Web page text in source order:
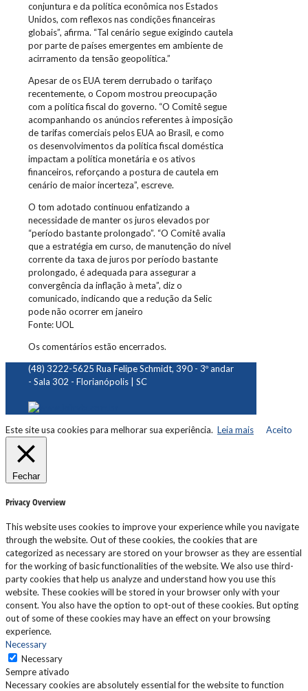
conjuntura e da política econômica nos Estados
Unidos, com reflexos nas condições financeiras
globais”, afirma. “Tal cenário segue exigindo cautela
por parte de países emergentes em ambiente de
acirramento da tensão geopolítica.”
Apesar de os EUA terem derrubado o tarifaço
recentemente, o Copom mostrou preocupação
com a política fiscal do governo. “O Comitê segue
acompanhando os anúncios referentes à imposição
de tarifas comerciais pelos EUA ao Brasil, e como
os desenvolvimentos da política fiscal doméstica
impactam a política monetária e os ativos
financeiros, reforçando a postura de cautela em
cenário de maior incerteza”, escreve.
O tom adotado continuou enfatizando a
necessidade de manter os juros elevados por
“período bastante prolongado”. “O Comitê avalia
que a estratégia em curso, de manutenção do nível
corrente da taxa de juros por período bastante
prolongado, é adequada para assegurar a
convergência da inflação à meta”, diz o
comunicado, indicando que a redução da Selic
pode não ocorrer em janeiro
Fonte: UOL
Os comentários estão encerrados.
(48) 3222-5625 Rua Felipe Schmidt, 390 - 3º andar
- Sala 302 - Florianópolis | SC
Este site usa cookies para melhorar sua experiência. Leia mais Aceito
Fechar
Privacy Overview
This website uses cookies to improve your experience while you navigate
through the website. Out of these cookies, the cookies that are
categorized as necessary are stored on your browser as they are essential
for the working of basic functionalities of the website. We also use third-
party cookies that help us analyze and understand how you use this
website. These cookies will be stored in your browser only with your
consent. You also have the option to opt-out of these cookies. But opting
out of some of these cookies may have an effect on your browsing
experience.
Necessary
Necessary
Sempre ativado
Necessary cookies are absolutely essential for the website to function